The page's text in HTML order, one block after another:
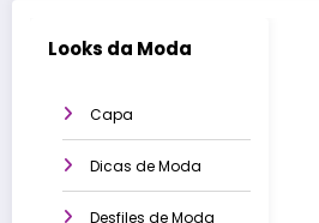
Looks da Moda
Capa
Dicas de Moda
Desfiles de Moda